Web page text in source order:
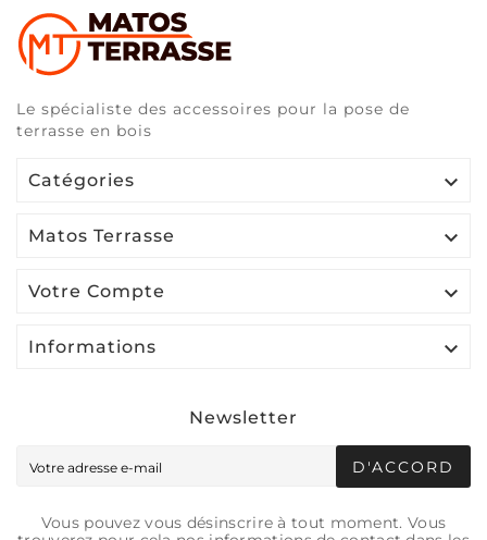
Le spécialiste des accessoires pour la pose de
terrasse en bois
Catégories 
Matos Terrasse 
Votre Compte 
Informations 
Newsletter
D'ACCORD
Vous pouvez vous désinscrire à tout moment. Vous